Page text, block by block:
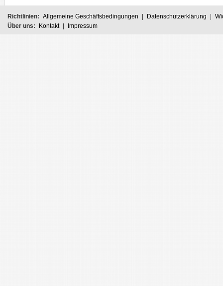
Richtlinien: Allgemeine Geschäftsbedingungen Datenschutzerklärung
Über uns:
Kontakt Impressum